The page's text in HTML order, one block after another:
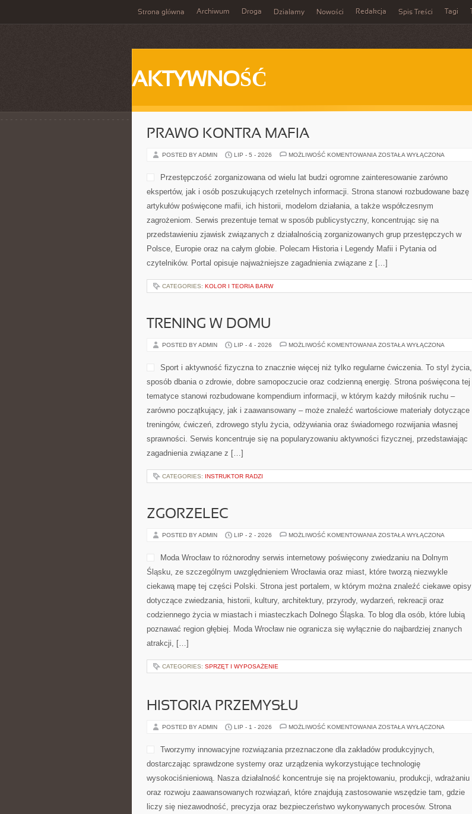
Strona główna Archiwum Droga Działamy Nowości Redakcja Spis Treści Tagi
AKTYWNOŚĆ
PRAWO KONTRA MAFIA
POSTED BY ADMIN LIP - 5 - 2026 MOŻLIWOŚĆ KOMENTOWANIA PRAWO
ZOSTAŁA WYŁĄCZONA
Przestępczość zorganizowana od wielu lat budzi ogromne zainteresowanie zarówno
ekspertów, jak i osób poszukujących rzetelnych informacji. Strona stanowi rozbudowane bazę
artykułów poświęcone mafii, ich historii, modelom działania, a także współczesnym
zagrożeniom. Serwis prezentuje temat w sposób publicystyczny, koncentrując się na
przedstawieniu zjawisk związanych z działalnością zorganizowanych grup przestępczych w
Polsce, Europie oraz na całym globie. Polecam Historia i Legendy Mafii i Pytania od
czytelników. Portal opisuje najważniejsze zagadnienia związane z […]
CATEGORIES: KOLOR I TEORIA BARW
TRENING W DOMU
POSTED BY ADMIN LIP - 4 - 2026 MOŻLIWOŚĆ KOMENTOWANIA TRENING
ZOSTAŁA WYŁĄCZONA
Sport i aktywność fizyczna to znacznie więcej niż tylko regularne ćwiczenia. To styl życia,
sposób dbania o zdrowie, dobre samopoczucie oraz codzienną energię. Strona poświęcona tej
tematyce stanowi rozbudowane kompendium informacji, w którym każdy miłośnik ruchu –
zarówno początkujący, jak i zaawansowany – może znaleźć wartościowe materiały dotyczące
treningów, ćwiczeń, zdrowego stylu życia, odżywiania oraz świadomego rozwijania własnej
sprawności. Serwis koncentruje się na popularyzowaniu aktywności fizycznej, przedstawiając
zagadnienia związane z […]
CATEGORIES: INSTRUKTOR RADZI
ZGORZELEC
POSTED BY ADMIN LIP - 2 - 2026 MOŻLIWOŚĆ KOMENTOWANIA ZGORZELEC
ZOSTAŁA WYŁĄCZONA
Moda Wrocław to różnorodny serwis internetowy poświęcony zwiedzaniu na Dolnym
Śląsku, ze szczególnym uwzględnieniem Wrocławia oraz miast, które tworzą niezwykle
ciekawą mapę tej części Polski. Strona jest portalem, w którym można znaleźć ciekawe opisy
dotyczące zwiedzania, historii, kultury, architektury, przyrody, wydarzeń, rekreacji oraz
codziennego życia w miastach i miasteczkach Dolnego Śląska. To blog dla osób, które lubią
poznawać region głębiej. Moda Wrocław nie ogranicza się wyłącznie do najbardziej znanych
atrakcji, […]
CATEGORIES: SPRZĘT I WYPOSAŻENIE
HISTORIA PRZEMYSŁU
POSTED BY ADMIN LIP - 1 - 2026 MOŻLIWOŚĆ KOMENTOWANIA HISTORIA
ZOSTAŁA WYŁĄCZONA
Tworzymy innowacyjne rozwiązania przeznaczone dla zakładów produkcyjnych,
dostarczając sprawdzone systemy oraz urządzenia wykorzystujące technologię
wysokociśnieniową. Nasza działalność koncentruje się na projektowaniu, produkcji, wdrażaniu
oraz rozwoju zaawansowanych rozwiązań, które znajdują zastosowanie wszędzie tam, gdzie
liczy się niezawodność, precyzja oraz bezpieczeństwo wykonywanych procesów. Strona